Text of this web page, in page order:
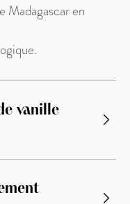
Madagascar en
vanille